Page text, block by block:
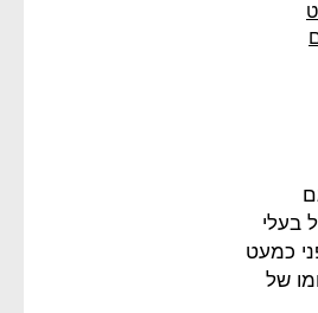
בעלי
כמעט
של